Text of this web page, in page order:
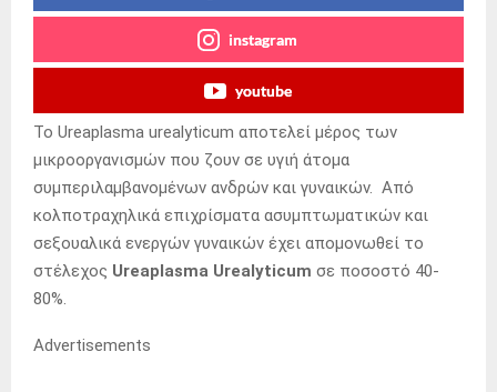
instagram
youtube
Το Ureaplasma urealyticum αποτελεί μέρος των
μικροοργανισμών που ζουν σε υγιή άτομα
συμπεριλαμβανομένων ανδρών και γυναικών. Από
κολποτραχηλικά επιχρίσματα ασυμπτωματικών και
σεξουαλικά ενεργών γυναικών έχει απομονωθεί το
στέλεχος Ureaplasma Urealyticum σε ποσοστό 40-
80%.
Advertisements